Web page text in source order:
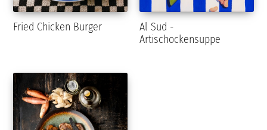
Fried Chicken Burger
Al Sud -
Artischockensuppe